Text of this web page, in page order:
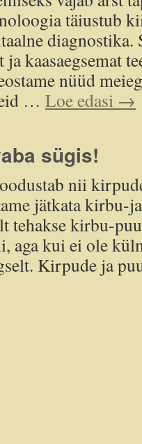
täiustub
diagnostika.
kaasaegsemat
nüüd
… Loe edasi →
sügis!
nii
jätkata kirbu-
tehakse kirbu-
aga kui ei ole
Kirpude ja